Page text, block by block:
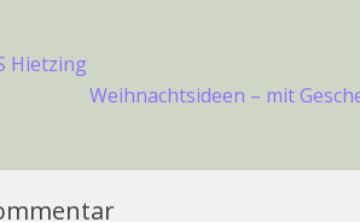
Hietzing
Weihnachtsideen – mit